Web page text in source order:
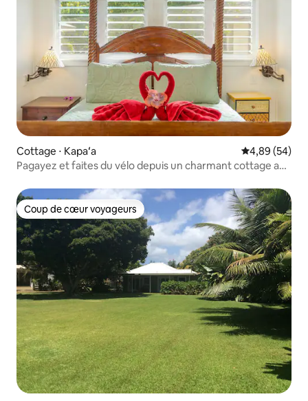
Cottage ⋅ Kapaʻa Évaluation
4,89 (54)
Pagayez et faites du vélo depuis un charmant cottage au
Coup de cœur voyageurs
Coup de cœur voyageurs